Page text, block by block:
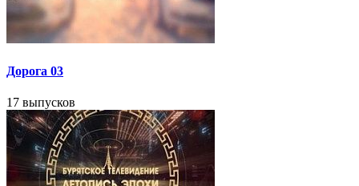
Дорога 03
17 выпусков